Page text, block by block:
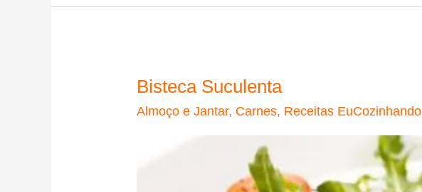
Bisteca Suculenta
Almoço e Jantar, Carnes, Receitas EuCozinhando